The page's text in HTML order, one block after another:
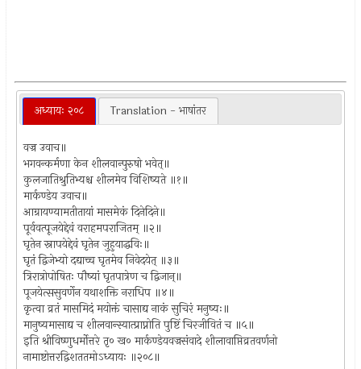
अध्यायः २०८ Translation - भाषांतर
वज्र उवाच॥
भगवन्कर्मणा केन शीलवान्पुरुषो भवेत्॥
कुलजातिश्रुतिभ्यश्च शीलमेव विशिष्यते ॥१॥
मार्कण्डेय उवाच॥
आग्रायण्यामतीतायां मासमेकं दिनेदिने॥
पूर्ववत्पूजयेद्देवं वराहमपराजितम् ॥२॥
घृतेन स्नापयेद्देवं घृतेन जुहुयाद्धविः॥
घृतं द्विजेभ्यो दद्याच्च घृतमेव निवेदयेत् ॥३॥
त्रिरात्रोपोषितः पौष्यां घृतपात्रेण च द्विजान्॥
पूजयेत्ससुवर्णेन यथाशक्ति नराधिप ॥४॥
कृत्वा व्रतं मासमिदं मयोक्तं चासाद्य नाकं सुचिरं मनुष्यः॥
मानुष्यमासाद्य च शीलवान्स्यात्प्राप्नोति पुष्टिं चिरजीवितं च ॥५॥
इति श्रीविष्णुधर्मोत्तरे तृ० ख० मार्कण्डेयवज्रसंवादे शीलावाप्तिव्रतवर्णनो
नामाष्टोत्तरद्विशततमोऽध्यायः ॥२०८॥